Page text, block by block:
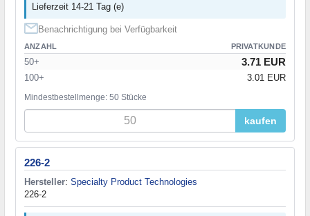
Lieferzeit 14-21 Tag (e)
Benachrichtigung bei Verfügbarkeit
ANZAHL PRIVATKUNDE
50+ 3.71 EUR
100+ 3.01 EUR
Mindestbestellmenge: 50 Stücke
kaufen
226-2
Hersteller: Specialty Product Technologies
226-2